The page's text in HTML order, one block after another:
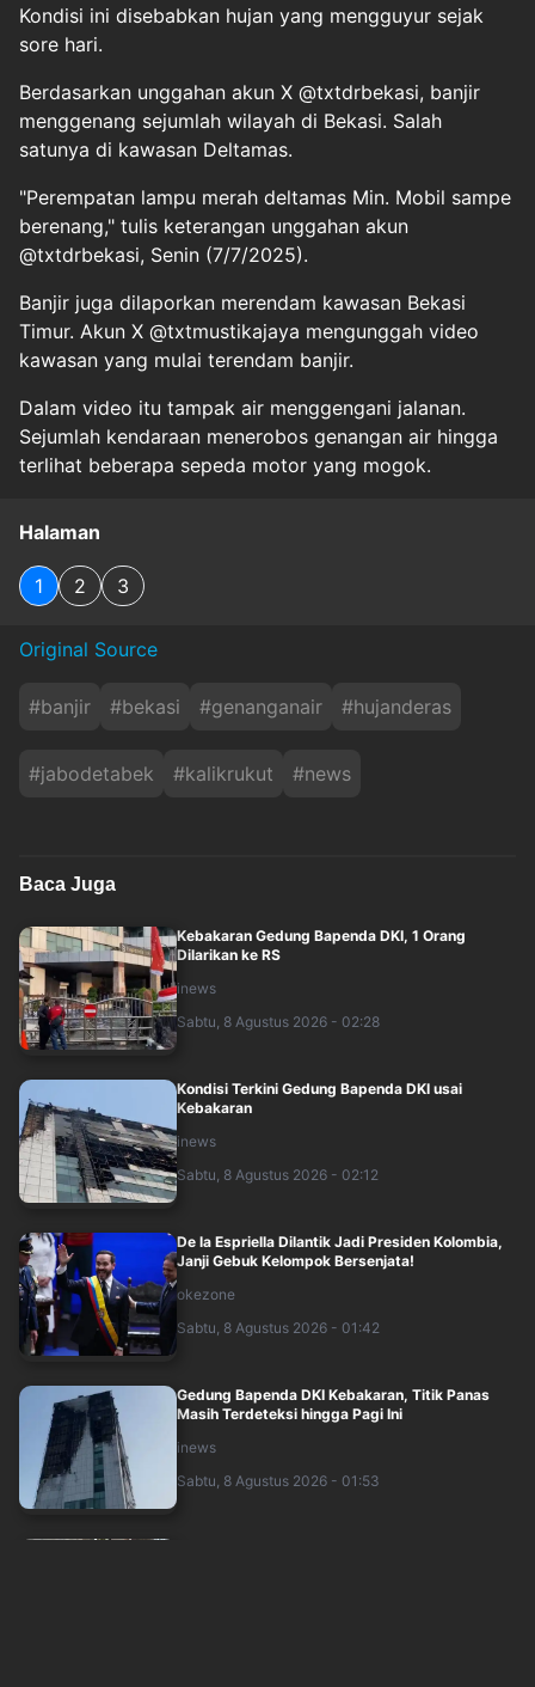
Kondisi ini disebabkan hujan yang mengguyur sejak
sore hari.
Berdasarkan unggahan akun X @txtdrbekasi, banjir
menggenang sejumlah wilayah di Bekasi. Salah
satunya di kawasan Deltamas.
"Perempatan lampu merah deltamas Min. Mobil sampe
berenang," tulis keterangan unggahan akun
@txtdrbekasi, Senin (7/7/2025).
Banjir juga dilaporkan merendam kawasan Bekasi
Timur. Akun X @txtmustikajaya mengunggah video
kawasan yang mulai terendam banjir.
Dalam video itu tampak air menggengani jalanan.
Sejumlah kendaraan menerobos genangan air hingga
terlihat beberapa sepeda motor yang mogok.
Halaman
1 2 3
Original Source
#banjir #bekasi #genanganair #hujanderas
#jabodetabek #kalikrukut #news
Baca Juga
Kebakaran Gedung Bapenda DKI, 1 Orang
Dilarikan ke RS
inews
Sabtu, 8 Agustus 2026 - 02:28
Kondisi Terkini Gedung Bapenda DKI usai
Kebakaran
inews
Sabtu, 8 Agustus 2026 - 02:12
De la Espriella Dilantik Jadi Presiden Kolombia,
Janji Gebuk Kelompok Bersenjata!
okezone
Sabtu, 8 Agustus 2026 - 01:42
Gedung Bapenda DKI Kebakaran, Titik Panas
Masih Terdeteksi hingga Pagi Ini
inews
Sabtu, 8 Agustus 2026 - 01:53